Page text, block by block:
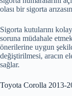
olası bir sigorta
Sigorta kutularını
soruna müdahale
önerilerine uygun
değiştirilmesi, aracın
sağlar.
Toyota Corolla 2013-